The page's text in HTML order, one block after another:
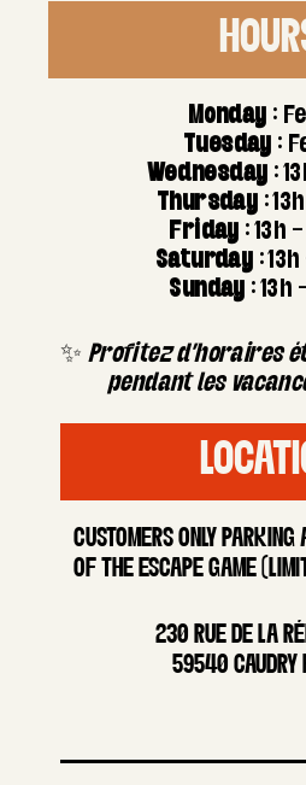
Monday :
Tuesday :
Wednesday :
Thursday :
Friday : 13h
Saturday :
Sunday : 13h
✨ Profitez d’horaires
pendant les
CUSTOMERS ONLY
OF THE ESCAPE GAME
230 RUE DE LA
59540 CAUDRY